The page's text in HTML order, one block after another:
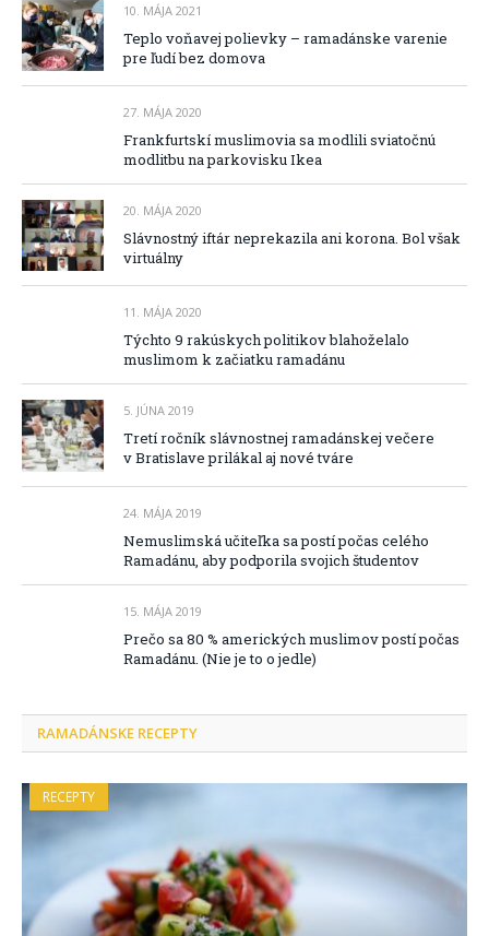
10. MÁJA 2021
Teplo voňavej polievky – ramadánske varenie
pre ľudí bez domova
27. MÁJA 2020
Frankfurtskí muslimovia sa modlili sviatočnú
modlitbu na parkovisku Ikea
20. MÁJA 2020
Slávnostný iftár neprekazila ani korona. Bol však
virtuálny
11. MÁJA 2020
Týchto 9 rakúskych politikov blahoželalo
muslimom k začiatku ramadánu
5. JÚNA 2019
Tretí ročník slávnostnej ramadánskej večere
v Bratislave prilákal aj nové tváre
24. MÁJA 2019
Nemuslimská učiteľka sa postí počas celého
Ramadánu, aby podporila svojich študentov
15. MÁJA 2019
Prečo sa 80 % amerických muslimov postí počas
Ramadánu. (Nie je to o jedle)
RAMADÁNSKE RECEPTY
RECEPTY